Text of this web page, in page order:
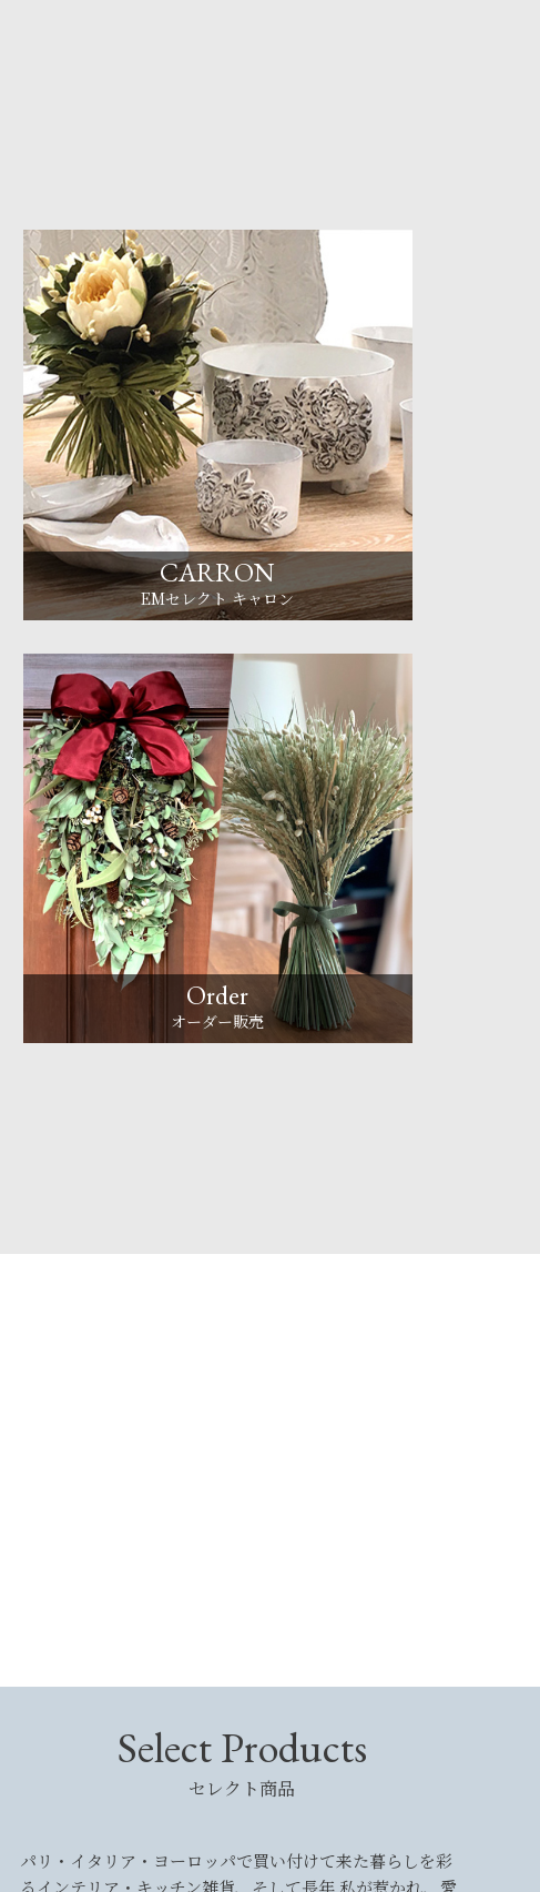
CARRON
EMセレクト キャロン
Order
オーダー販売
Select Products
セレクト商品
パリ・イタリア・ヨーロッパで買い付けて来た暮らしを彩
るインテリア・キッチン雑貨、そして長年 私が惹かれ、愛